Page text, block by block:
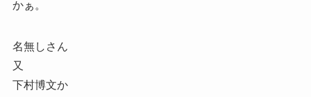
かぁ。
名無しさん
又
下村博文か